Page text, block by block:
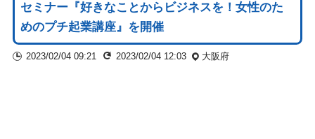
セミナー『好きなことからビジネスを！女性のた
めのプチ起業講座』を開催
2023/02/04 09:21 2023/02/04 12:03 大阪府